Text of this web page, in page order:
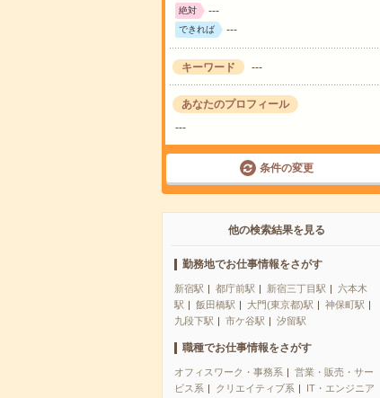
絶対 ---
できれば ---
キーワード ---
あなたのプロフィール
---
条件の変更
他の検索結果を見る
勤務地でお仕事情報をさがす
新宿駅 都庁前駅 新宿三丁目駅
六本木
駅
飯田橋駅 大門(東京都)駅
神保町駅
九段下駅
市ケ谷駅 汐留駅
職種でお仕事情報をさがす
オフィスワーク・事務系
営業・販売・サー
ビス系
クリエイティブ系
IT・エンジニア